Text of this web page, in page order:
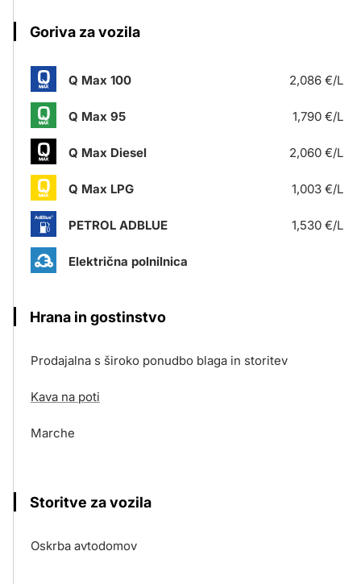
Goriva za vozila
Q Max 100 2,086 €/L
Q Max 95 1,790 €/L
Q Max Diesel 2,060 €/L
Q Max LPG 1,003 €/L
PETROL ADBLUE 1,530 €/L
Električna polnilnica
Hrana in gostinstvo
Prodajalna s široko ponudbo blaga in storitev
Kava na poti
Marche
Storitve za vozila
Oskrba avtodomov